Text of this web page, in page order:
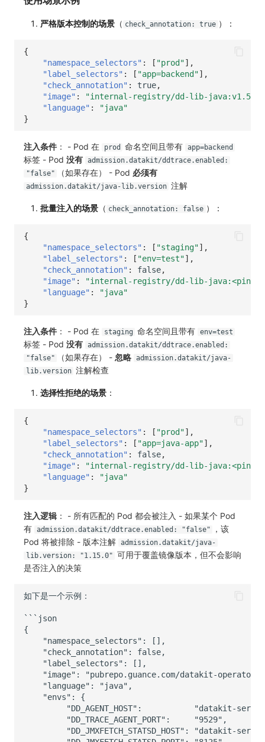
严格版本控制的场景（ check_annotation: true ）：
{
"namespace_selectors" : [ "prod"],
"label_selectors" : [ "app=backend"],
"check_annotation" : true,
"image" :
"internal-registry/dd-lib-
"language" :
"java"
}
注入条件 ： - Pod 在 prod 命名空间且带有 app=backend
标签 - Pod 没有 admission.datakit/ddtrace.enabled:
"false"
（如果存在） - Pod 必须有
admission.datakit/java-lib.version 注解
批量注入的场景（ check_annotation: false ）：
{
"namespace_selectors" : [ "staging"],
"label_selectors" : [ "env=test"],
"check_annotation" : false,
"image" :
"internal-registry/dd-lib-
"language" :
"java"
}
注入条件 ： - Pod 在 staging 命名空间且带有 env=test
标签 - Pod 没有 admission.datakit/ddtrace.enabled:
"false"
（如果存在） - 忽略 admission.datakit/java-
lib.version 注解检查
选择性拒绝的场景：
{
"namespace_selectors" : [ "prod"],
"label_selectors" : [ "app=java-app"],
"check_annotation" : false,
"image" :
"internal-registry/dd-lib-
"language" :
"java"
}
注入逻辑 ： - 所有匹配的 Pod 都会被注入 - 如果某个 Pod
有 admission.datakit/ddtrace.enabled: "false"
，该
Pod 将被排除 - 版本注解 admission.datakit/java-
lib.version: "1.15.0" 可用于覆盖镜像版本，但不会影响
是否注入的决策
如下是一个示例：
```json
{
    "namespace_selectors": [],
    "check_annotation": false,
    "label_selectors": [],
"image": "pubrepo.guance.com/datakit-
    "language": "java",
    "envs": {
"DD_AGENT_HOST":           "datakit-
         "DD_TRACE_AGENT_PORT":     "9529",
"DD_JMXFETCH_STATSD_HOST": "datakit-